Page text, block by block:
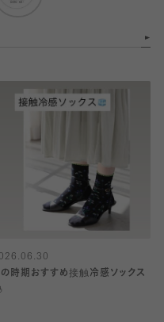
の時期おすすめ接触冷感ソックス